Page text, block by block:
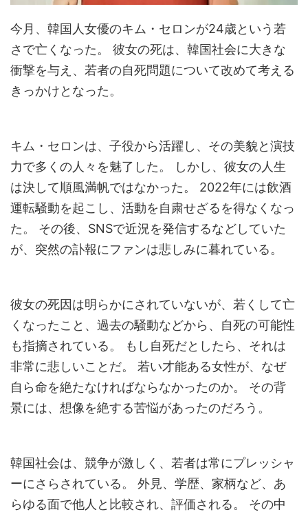
今月、韓国人女優のキム・セロンが24歳という若
さで亡くなった。 彼女の死は、韓国社会に大きな
衝撃を与え、若者の自死問題について改めて考える
きっかけとなった。
キム・セロンは、子役から活躍し、その美貌と演技
力で多くの人々を魅了した。 しかし、彼女の人生
は決して順風満帆ではなかった。 2022年には飲酒
運転騒動を起こし、活動を自粛せざるを得なくなっ
た。 その後、SNSで近況を発信するなどしていた
が、突然の訃報にファンは悲しみに暮れている。
彼女の死因は明らかにされていないが、若くして亡
くなったこと、過去の騒動などから、自死の可能性
も指摘されている。 もし自死だとしたら、それは
非常に悲しいことだ。 若い才能ある女性が、なぜ
自ら命を絶たなければならなかったのか。 その背
景には、想像を絶する苦悩があったのだろう。
韓国社会は、競争が激しく、若者は常にプレッシャ
ーにさらされている。 外見、学歴、家柄など、あ
らゆる面で他人と比較され、評価される。 その中